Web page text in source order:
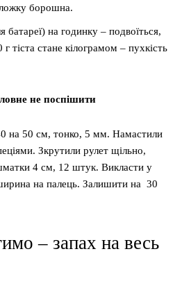
борошна.
батареї) на годинку – подвоїться,
тіста стане кілограмом – пухкість
не поспішити
на 50 см, тонко, 5 мм. Намастили
Зкрутили рулет щільно,
4 см, 12 штук. Викласти у
на палець. Залишити на 30
– запах на весь